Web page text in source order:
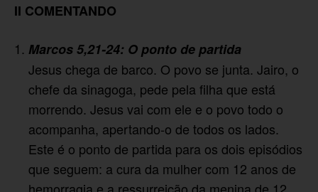
II COMENTANDO
Marcos 5,21-24: O ponto de partida
Jesus chega de barco. O povo se junta. Jairo, o
chefe da sinagoga, pede pela filha que está
morrendo. Jesus vai com ele e o povo todo o
acompanha, apertando-o de todos os lados.
Este é o ponto de partida para os dois episódios
que seguem: a cura da mulher com 12 anos de